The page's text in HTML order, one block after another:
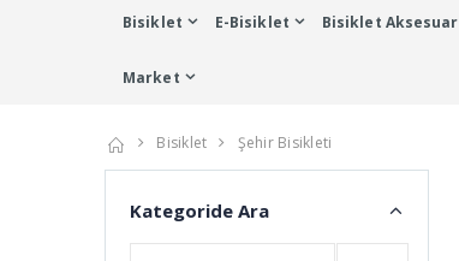
Bisiklet E-Bisiklet Bisiklet Aksesuar
Market
Bisiklet Şehir Bisikleti
Kategoride Ara